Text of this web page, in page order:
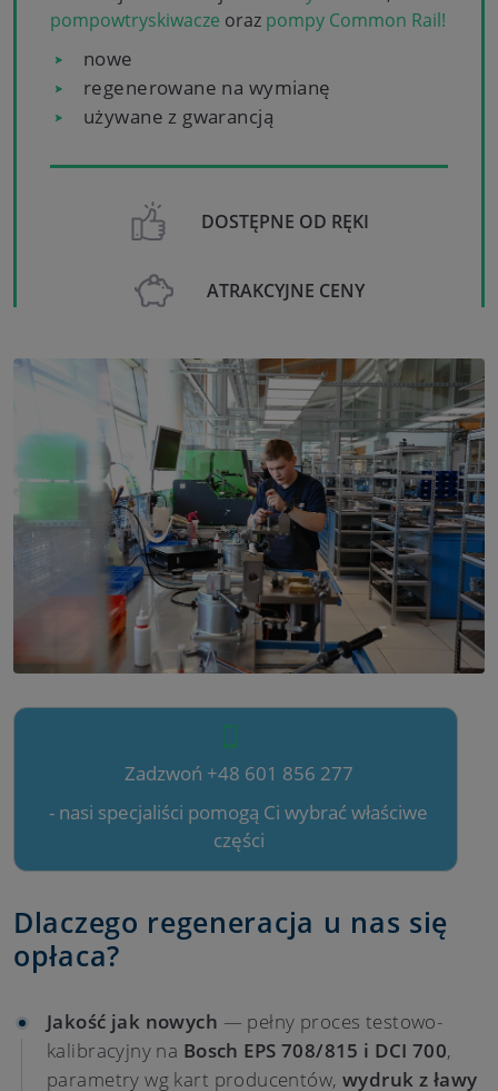
pompowtryskiwacze oraz pompy Common Rail!
nowe
regenerowane na wymianę
używane z gwarancją
DOSTĘPNE OD RĘKI
ATRAKCYJNE CENY
Zadzwoń +48 601 856 277
- nasi specjaliści pomogą Ci wybrać właściwe
części
Dlaczego regeneracja u nas się
opłaca?
Jakość jak nowych — pełny proces testowo-
kalibracyjny na Bosch EPS 708/815 i DCI 700,
parametry wg kart producentów,wydruk z ławy